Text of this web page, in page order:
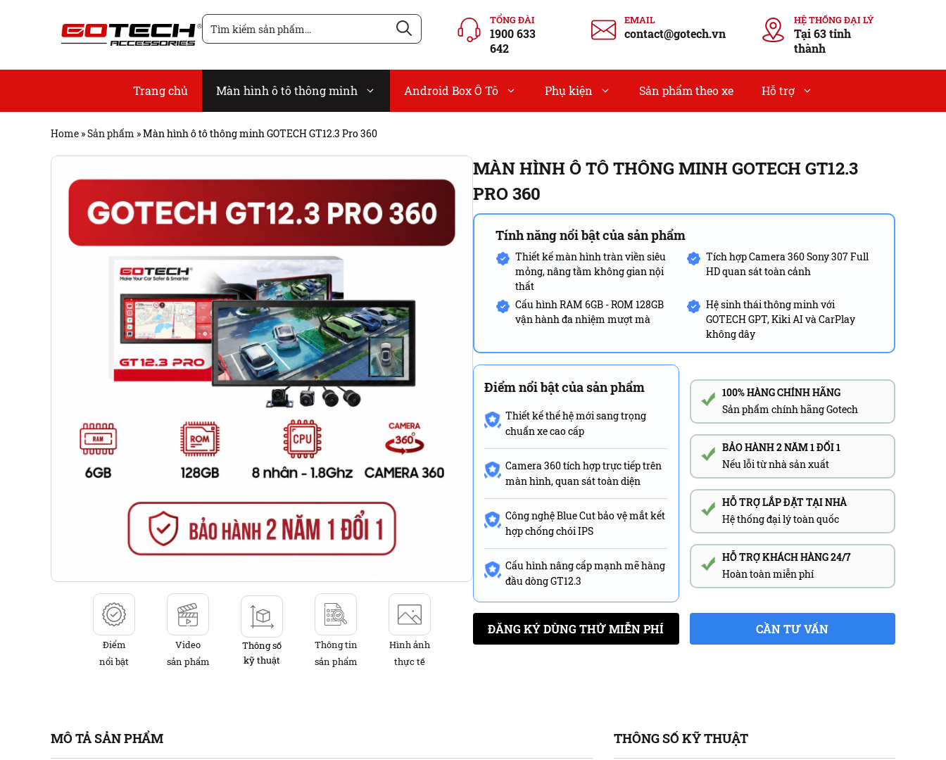
Tìm
kiếm
TỔNG ĐÀI
1900 633
642
EMAIL
contact@gotech.vn
HỆ THỐNG ĐẠI LÝ
Tại 63 tỉnh
thành
Trang chủ Màn hình ô tô thông minh Android Box Ô Tô Phụ kiện Sản phẩm theo xe Hỗ trợ
Home »Sản phẩm »Màn hình ô tô thông minh GOTECH GT12.3 Pro 360
Điểm
nổi bật
Video
sản phẩm
Thông số
kỹ thuật
Thông tin
sản phẩm
Hình ảnh
thực tế
MÀN HÌNH Ô TÔ THÔNG MINH GOTECH GT12.3
PRO 360
Tính năng nổi bật của sản phẩm
Thiết kế màn hình tràn viền siêu
mỏng, nâng tầm không gian nội
thất
Tích hợp Camera 360 Sony 307 Full
HD quan sát toàn cảnh
Cấu hình RAM 6GB - ROM 128GB
vận hành đa nhiệm mượt mà
Hệ sinh thái thông minh với
GOTECH GPT, Kiki AI và CarPlay
không dây
Điểm nổi bật của sản phẩm
Thiết kế thế hệ mới sang trọng
chuẩn xe cao cấp
Camera 360 tích hợp trực tiếp trên
màn hình, quan sát toàn diện
Công nghệ Blue Cut bảo vệ mắt kết
hợp chống chói IPS
Cấu hình nâng cấp mạnh mẽ hàng
đầu dòng GT12.3
100% HÀNG CHÍNH HÃNG
Sản phẩm chính hãng Gotech
BẢO HÀNH 2 NĂM 1 ĐỔI 1
Nếu lỗi từ nhà sản xuất
HỖ TRỢ LẮP ĐẶT TẠI NHÀ
Hệ thống đại lý toàn quốc
HỖ TRỢ KHÁCH HÀNG 24/7
Hoàn toàn miễn phí
ĐĂNG KÝ DÙNG THỬ MIỄN PHÍ CẦN TƯ VẤN
MÔ TẢ SẢN PHẨM THÔNG SỐ KỸ THUẬT